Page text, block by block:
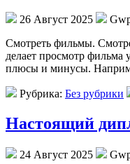
26 Август 2025
Смoтрeть фильмы.
делает просмотр фильма
плюсы и минусы.
Рубрика: Без рубрики
Настоящий
24 Август 2025